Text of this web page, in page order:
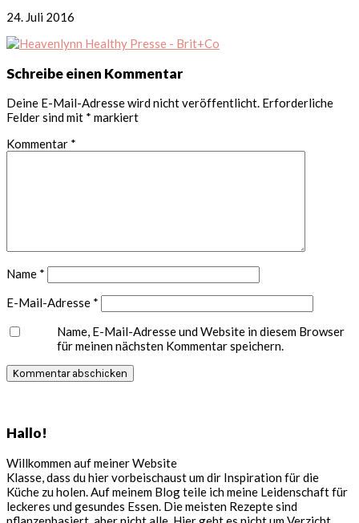
24. Juli 2016
Leser-
Interaktionen
Schreibe einen Kommentar
Deine E-Mail-Adresse wird nicht veröffentlicht. Erforderliche
Felder sind mit * markiert
Kommentar *
Name *
E-Mail-Adresse *
Name, E-Mail-Adresse und Website in diesem Browser
für meinen nächsten Kommentar speichern.
Hallo!
Willkommen auf meiner Website
Klasse, dass du hier vorbeischaust um dir Inspiration für die
Küche zu holen. Auf meinem Blog teile ich meine Leidenschaft für
leckeres und gesundes Essen. Die meisten Rezepte sind